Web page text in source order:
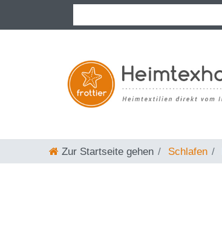
Zur Startseite gehen Schlafen